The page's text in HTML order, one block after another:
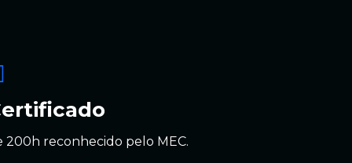
200h reconhecido pelo MEC.